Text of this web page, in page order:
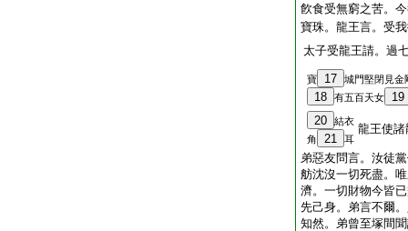
飮食受無窮之苦。
寶珠。龍王言。受
太子受龍王請。過
寶 17 城門堅閉見金
18 有五百天女
19
20
結衣
角
21 耳
龍王使
弟惡友問言。汝徒
舫沈沒一切死盡。
濟。一切財物今皆
先己身。弟言不爾
知然。弟曾至塚間